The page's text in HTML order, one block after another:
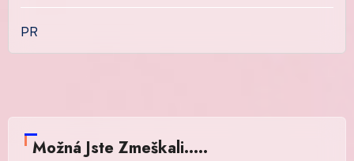
PR
Možná Jste Zmeškali.....